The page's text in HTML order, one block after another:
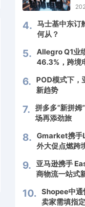
4. 马士基中东订
何从？
5. Allegro Q1业
46.3%，跨境
6.
POD模式下，
新趋势
7. 拼多多“新拼
场再添劲旅
8. Gmarket携手
外大促点燃跨
9. 亚马逊携手
商物流一站式
10. Shopee中通
卖家需填指